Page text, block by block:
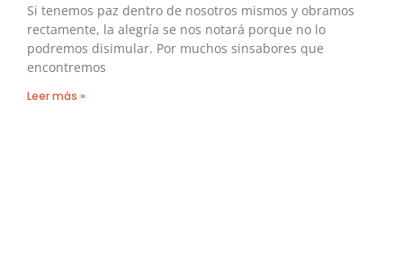
Si tenemos paz dentro de nosotros mismos y obramos
rectamente, la alegría se nos notará porque no lo
podremos disimular. Por muchos sinsabores que
encontremos
Leer más »